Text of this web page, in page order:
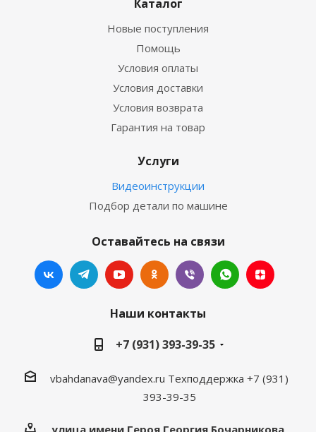
Каталог
Новые поступления
Помощь
Условия оплаты
Условия доставки
Условия возврата
Гарантия на товар
Услуги
Видеоинструкции
Подбор детали по машине
Оставайтесь на связи
Наши контакты
+7 (931) 393-39-35
vbahdanava@yandex.ru Техподдержка +7 (931)
393-39-35
улица имени Героя Георгия Бочарникова,